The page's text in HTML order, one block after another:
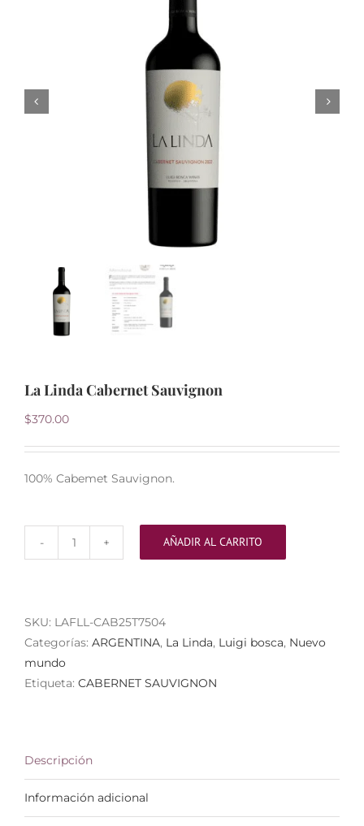
Contacto
La Linda Cabernet Sauvignon
$370.00
100% Cabemet Sauvignon.
La
AÑADIR AL CARRITO
SKU: LAFLL-CAB25T7504
Categorías: ARGENTINA, La Linda, Luigi bosca, Nuevo
mundo
Etiqueta: CABERNET SAUVIGNON
Descripción
Información adicional